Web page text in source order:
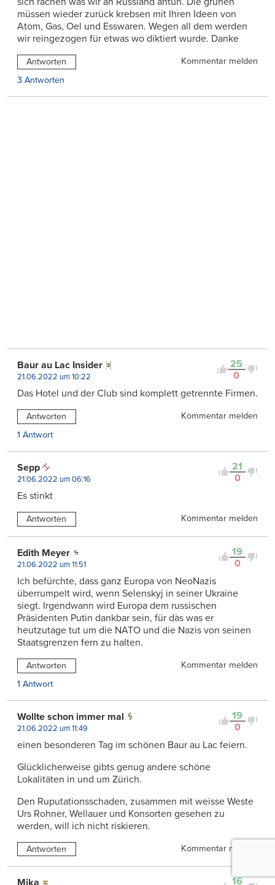
müssen wieder zurück krebsen mit Ihren Ideen von
Atom, Gas, Oel und Esswaren. Wegen all dem werden
wir reingezogen für etwas wo diktiert wurde. Danke
Antworten
Kommentar melden
3 Antworten
25
0
Baur au Lac Insider
21.06.2022 um 10:22
Das Hotel und der Club sind komplett getrennte Firmen.
Antworten
Kommentar melden
1 Antwort
21
0
Sepp
21.06.2022 um 06:16
Es stinkt
Antworten Kommentar melden
19
0
Edith Meyer
21.06.2022 um 11:51
Ich befürchte, dass ganz Europa von NeoNazis
überrumpelt wird, wenn Selenskyj in seiner Ukraine
siegt. Irgendwann wird Europa dem russischen
Präsidenten Putin dankbar sein, für dàs was er
heutzutage tut um die NATO und die Nazis von seinen
Staatsgrenzen fern zu halten.
Antworten
Kommentar melden
1 Antwort
19
0
Wollte schon immer mal
21.06.2022 um 11:49
einen besonderen Tag im schönen Baur au Lac feiern.
Glücklicherweise gibts genug andere schöne
Lokalitäten in und um Zürich.
Den Ruputationsschaden, zusammen mit weisse Weste
Urs Rohner, Wellauer und Konsorten gesehen zu
werden, will ich nicht riskieren.
Antworten Kommentar melden
16